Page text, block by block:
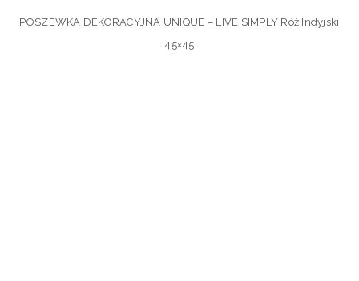
POSZEWKA DEKORACYJNA UNIQUE – LIVE SIMPLY Róż Indyjski
45×45